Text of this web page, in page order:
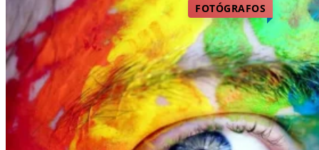
FOTÓGRAFOS